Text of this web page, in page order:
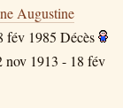
Augustine
fév 1985 Décès
nov 1913 - 18 fév